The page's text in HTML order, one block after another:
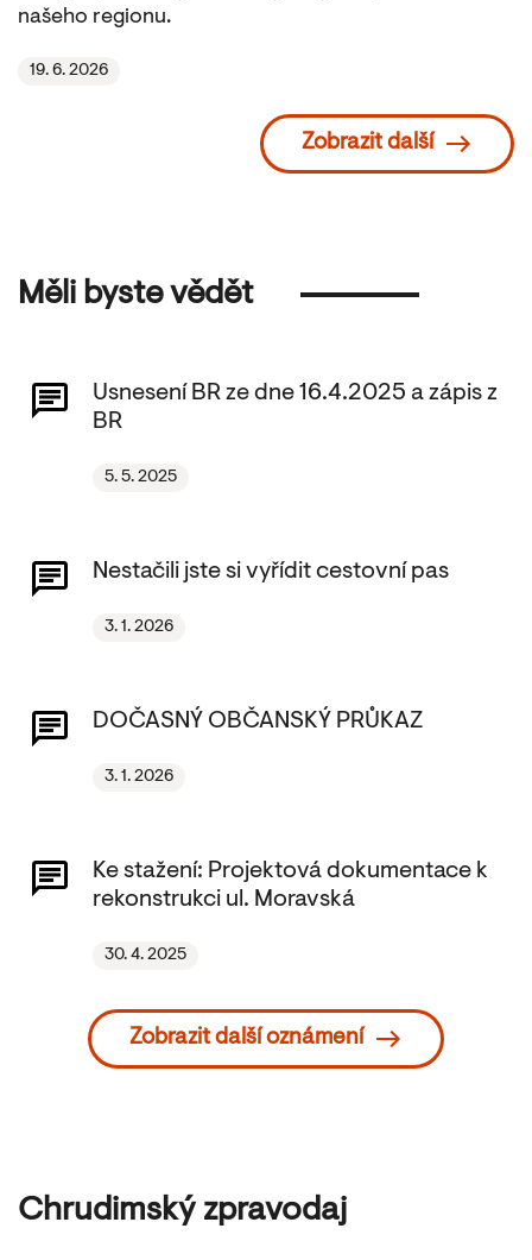
našeho regionu.
19. 6. 2026
Zobrazit další
Měli byste vědět
Usnesení BR ze dne 16.4.2025 a zápis z
BR
5. 5. 2025
Nestačili jste si vyřídit cestovní pas
3. 1. 2026
DOČASNÝ OBČANSKÝ PRŮKAZ
3. 1. 2026
Ke stažení: Projektová dokumentace k
rekonstrukci ul. Moravská
30. 4. 2025
Zobrazit další oznámení
Chrudimský zpravodaj